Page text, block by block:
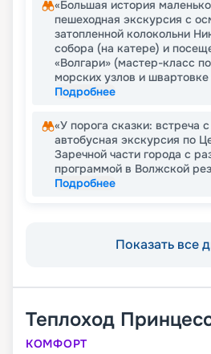
«Большая история
пешеходная экскурсия с
затопленной колокольни
собора (на катере) и
«Волгари» (мастер-класс
морских узлов и швартовке
Подробнее
«У порога сказки: встреча
автобусная экскурсия по
Заречной части города с
программой в Волжской
Подробнее
Показать все
Теплоход
КОМФОРТ